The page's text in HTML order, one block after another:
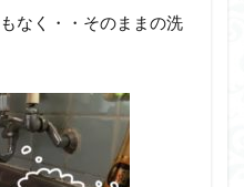
なく・・そのままの洗